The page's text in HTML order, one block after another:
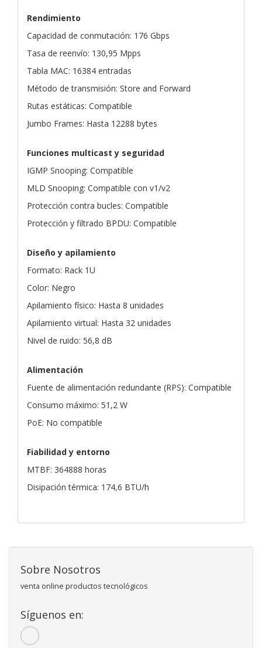
Rendimiento
Capacidad de conmutación: 176 Gbps
Tasa de reenvío: 130,95 Mpps
Tabla MAC: 16384 entradas
Método de transmisión: Store and Forward
Rutas estáticas: Compatible
Jumbo Frames: Hasta 12288 bytes
Funciones multicast y seguridad
IGMP Snooping: Compatible
MLD Snooping: Compatible con v1/v2
Protección contra bucles: Compatible
Protección y filtrado BPDU: Compatible
Diseño y apilamiento
Formato: Rack 1U
Color: Negro
Apilamiento físico: Hasta 8 unidades
Apilamiento virtual: Hasta 32 unidades
Nivel de ruido: 56,8 dB
Alimentación
Fuente de alimentación redundante (RPS): Compatible
Consumo máximo: 51,2 W
PoE: No compatible
Fiabilidad y entorno
MTBF: 364888 horas
Disipación térmica: 174,6 BTU/h
Sobre Nosotros
venta online productos tecnológicos
Síguenos en: